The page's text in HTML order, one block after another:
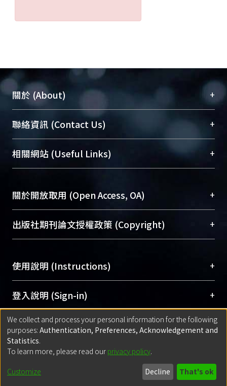
關於 (About) +
臺大位居世界頂尖大學之列，為永久珍藏及向國際
展現本校豐碩的研究成果及學術能量，圖書館整合
機構典藏（NTUR）與學術庫（AH）不同功能平
台，成為臺大學術典藏NTU scholars。期能整合研
成果。
To permanently archive and promote researcher
profiles and scholarly works, Library integrates the
services of “NTU Repository” with “Academic
聯絡資訊 (Contact Us) +
總館學科館員(Main Library)
醫學圖書館學科館員(Medical Library)
Sciences Library)
相關網站 (Useful Links) +
關於開放取用 (Open Access, OA) +
開放取用是從使用者角度提升資訊取用性的社會運
動，應用在學術研究上是透過將研究著作公開供使
用逐年攀升。同時可加速研究發展、提升研究影響
Archive）平台。 （點選深入了解OA）
出版社期刊論文授權政策 (Copyright) +
含部分內容的版權非匯入者所有，或由第三方贊
助與合作完成，請確認該版權所有者及第三方同
意提供此授權。
Please represent that the submission is your
original work, and that you have the right to
grant the rights to upload.
若欲上傳已出版的全文電子檔，可使用
policy finder
網站查詢，以確認出版單位之版權
政策。
使用說明 (Instructions) +
網站簡介(Quickstart Guide)
使用手冊(Instruction Manual)
線上預約服務(Booking Service)
登入說明 (Sign-in) +
方案一：臺灣大學計算機中心帳號登入
(With C&INC Email Account)
方案二：ORCID帳號登入(With ORCID)
匯入著作 (Submission) +
方案一：定期更新ORCID者，以ID匯入
for identifier (ORCID))
方案二：
(Default mode Submission)
Built withDSpace-CRIS software
- Extension maintained and optimized
We collect and process your personal information for the following
purposes: Authentication, Preferences, Acknowledgement and
Statistics.
To learn more, please read our privacy policy.
Customize Decline That's ok